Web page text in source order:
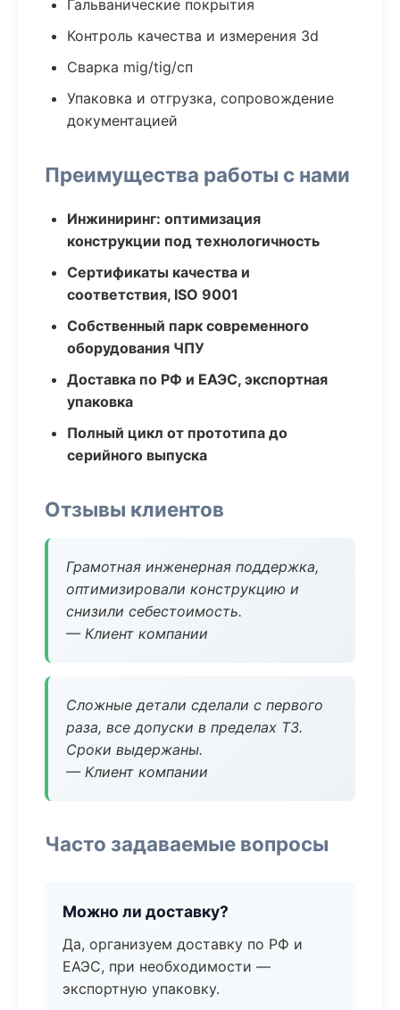
Гальванические покрытия
Контроль качества и измерения 3d
Сварка mig/tig/сп
Упаковка и отгрузка, сопровождение
документацией
Преимущества работы с нами
Инжиниринг: оптимизация
конструкции под технологичность
Сертификаты качества и
соответствия, ISO 9001
Собственный парк современного
оборудования ЧПУ
Доставка по РФ и ЕАЭС, экспортная
упаковка
Полный цикл от прототипа до
серийного выпуска
Отзывы клиентов
Грамотная инженерная поддержка,
оптимизировали конструкцию и
снизили себестоимость.
— Клиент компании
Сложные детали сделали с первого
раза, все допуски в пределах ТЗ.
Сроки выдержаны.
— Клиент компании
Часто задаваемые вопросы
Можно ли доставку?
Да, организуем доставку по РФ и
ЕАЭС, при необходимости —
экспортную упаковку.